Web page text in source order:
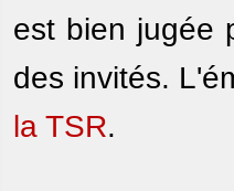
est bien jugée
des invités.
la TSR.